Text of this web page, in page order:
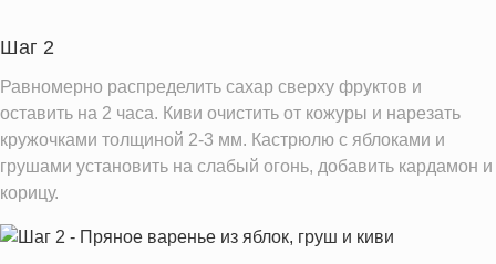
Калий
Витамин С
32.0 мг
Витамин А
2.6 IU
0.0 г
Добавленный сахар
Информация для одной порции
Шаг 2
Равномерно распределить сахар сверху фруктов и
оставить на 2 часа. Киви очистить от кожуры и нарезать
кружочками толщиной 2-3 мм. Кастрюлю с яблоками и
грушами установить на слабый огонь, добавить кардамон и
корицу.